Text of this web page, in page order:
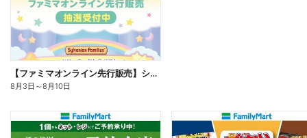
【ファミマオンライン先行販売】シルバニアファミリー
8月3日 ～8月10日